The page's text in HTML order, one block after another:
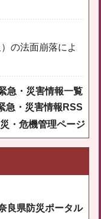
の法面崩落によ
急・災害情報一覧
急・災害情報RSS
・危機管理ページ
良県防災ポータル